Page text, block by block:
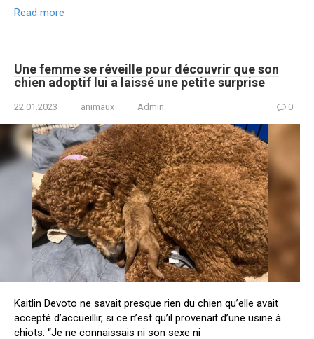
Read more
Une femme se réveille pour découvrir que son
chien adoptif lui a laissé une petite surprise
22.01.2023 animaux Admin 0
Kaitlin Devoto ne savait presque rien du chien qu’elle avait
accepté d’accueillir, si ce n’est qu’il provenait d’une usine à
chiots. “Je ne connaissais ni son sexe ni